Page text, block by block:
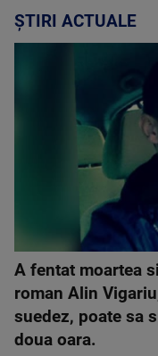
ȘTIRI ACTUALE
A fentat moartea
roman Alin
suedez, poate sa
doua oara.